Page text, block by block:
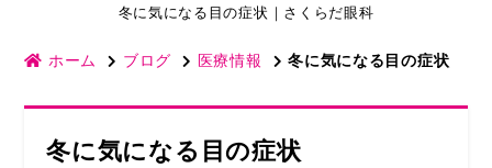
冬に気になる目の症状｜さくらだ眼科
ホーム ブログ 医療情報 冬に気になる目の症状
冬に気になる目の症状